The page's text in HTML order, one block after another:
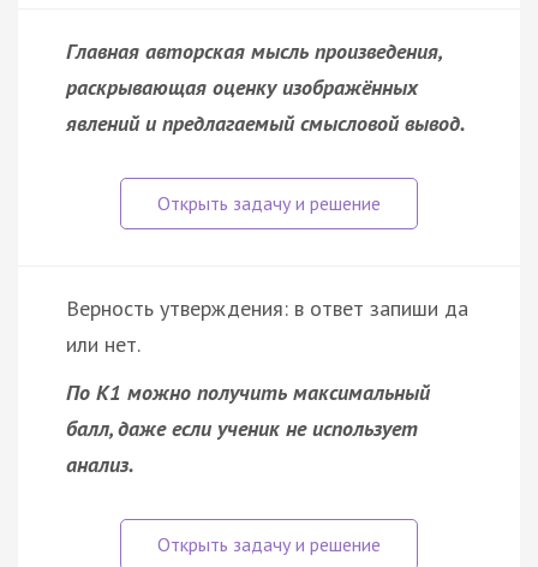
Главная авторская мысль произведения,
раскрывающая оценку изображённых
явлений и предлагаемый смысловой вывод.
Верность утверждения: в ответ запиши да
или нет.
По К1 можно получить максимальный
балл, даже если ученик не использует
анализ.